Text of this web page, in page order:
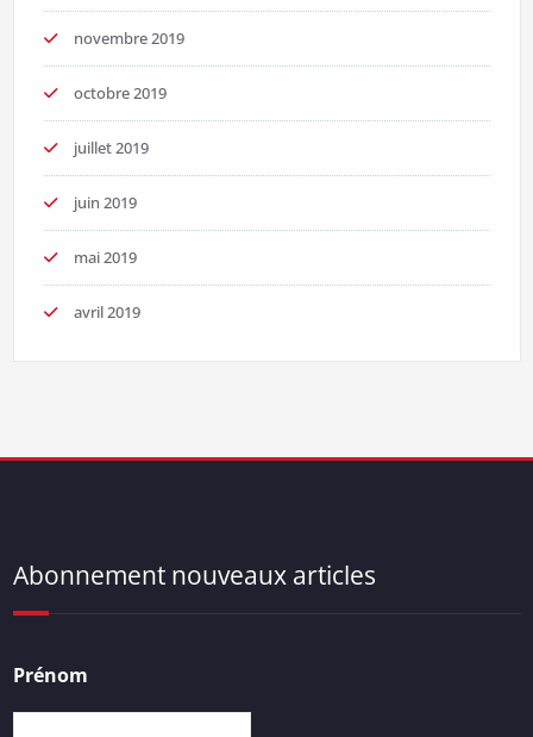
novembre 2019
octobre 2019
juillet 2019
juin 2019
mai 2019
avril 2019
Abonnement nouveaux articles
Prénom